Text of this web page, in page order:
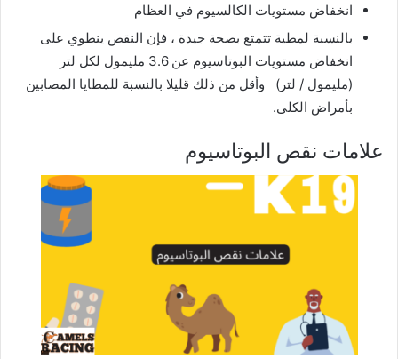
انخفاض مستويات الكالسيوم في العظام
بالنسبة لمطية تتمتع بصحة جيدة ، فإن النقص ينطوي على
انخفاض مستويات البوتاسيوم عن 3.6 مليمول لكل لتر
(مليمول / لتر) وأقل من ذلك قليلا بالنسبة للمطايا المصابين
بأمراض الكلى.
علامات نقص البوتاسيوم